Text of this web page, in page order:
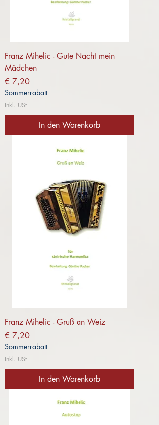
Franz Mihelic - Gute Nacht mein
Mädchen
Preis
€ 7,20
Sommerrabatt
inkl. USt
In den Warenkorb
Franz Mihelic - Gruß an Weiz
Preis
€ 7,20
Sommerrabatt
inkl. USt
In den Warenkorb